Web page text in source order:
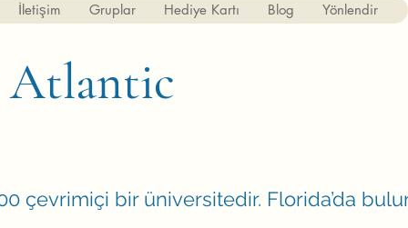
İletişim Gruplar Hediye Kartı Blog Yönlendir
Atlantic
çevrimiçi bir üniversitedir. Florida’da